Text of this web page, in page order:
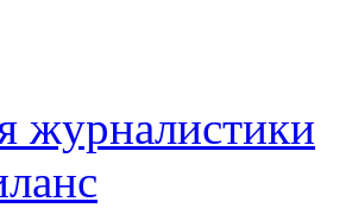
журналистики